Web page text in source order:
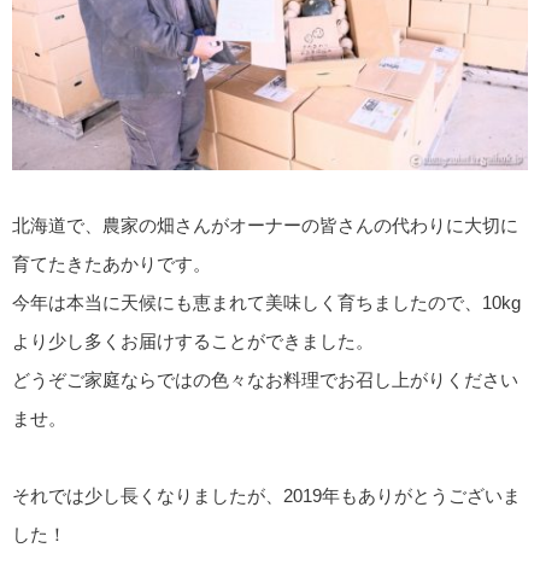
北海道で、農家の畑さんがオーナーの皆さんの代わりに大切に
育てたきたあかりです。
今年は本当に天候にも恵まれて美味しく育ちましたので、10kg
より少し多くお届けすることができました。
どうぞご家庭ならではの色々なお料理でお召し上がりください
ませ。
それでは少し長くなりましたが、2019年もありがとうございま
した！